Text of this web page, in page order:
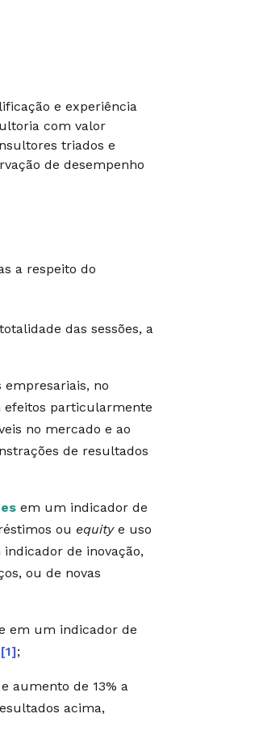
e experiência
com valor
triados e
de desempenho
a respeito do
das sessões, a
no
efeitos particularmente
no mercado e ao
de resultados
em um indicador de
ou equitye uso
de inovação,
ou de novas
em um indicador de
[1];
aumento de 13% a
acima,